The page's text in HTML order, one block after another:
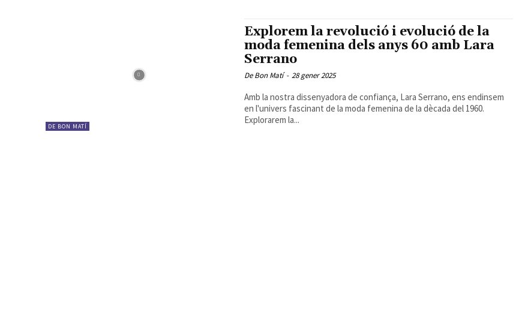
DE BON MATÍ
Explorem la revolució i evolució de la
moda femenina dels anys 60 amb Lara
Serrano
De Bon Matí - 28 gener 2025
Amb la nostra dissenyadora de confiança, Lara Serrano, ens endinsem
en l'univers fascinant de la moda femenina de la dècada del 1960.
Explorarem la...